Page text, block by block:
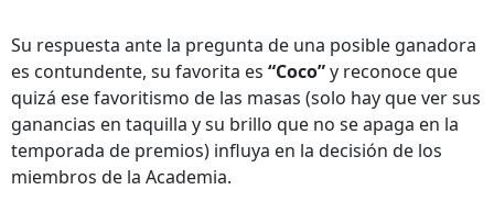
Su respuesta ante la pregunta de una posible ganadora
es contundente, su favorita es “Coco”y reconoce que
quizá ese favoritismo de las masas (solo hay que ver sus
ganancias en taquilla y su brillo que no se apaga en la
temporada de premios) influya en la decisión de los
miembros de la Academia.